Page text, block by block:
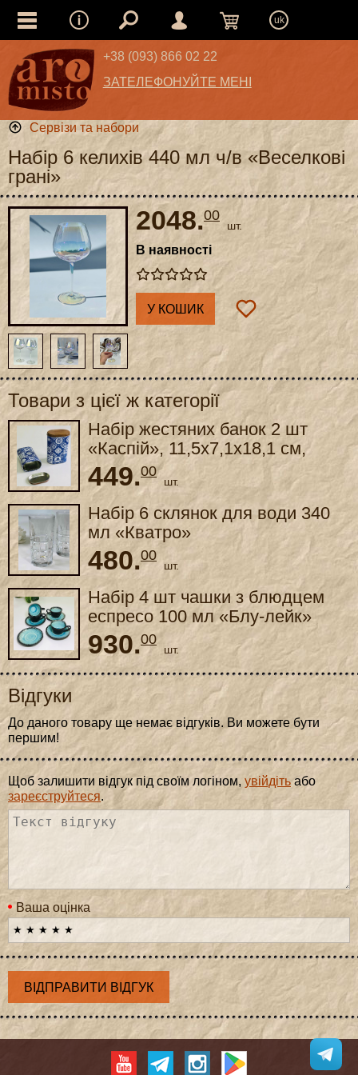
uk
+38 (093) 866 02 22
ЗАТЕЛЕФОНУЙТЕ МЕНІ
Сервізи та набори
Набір 6 келихів 440 мл ч/в «Веселкові
грані»
2048.00
шт.
В наявності
У КОШИК
Товари з цієї ж категорії
Набір жестяних банок 2 шт
«Каспій», 11,5x7,1x18,1 см,
13,4x8,6x20,1 см
449.00
шт.
Набір 6 склянок для води 340
мл «Кватро»
480.00
шт.
Набір 4 шт чашки з блюдцем
еспресо 100 мл «Блу-лейк»
930.00
шт.
Відгуки
До даного товару ще немає відгуків. Ви можете бути
першим!
Щоб залишити відгук під своїм логіном, увійдітьабо
зареєструйтеся.
Ваша оцінка